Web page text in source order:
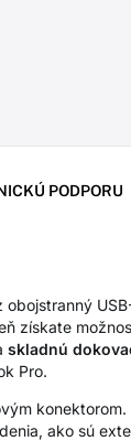
PODPORU
obojstranný
získate
skladnú
Pro.
konektorom.
ako sú